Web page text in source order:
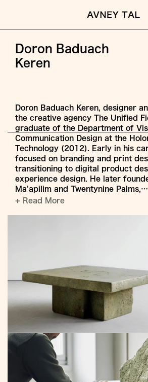
Doron Baduach
Keren
Doron Baduach Keren, designer
the creative agency The Unified
graduate of the Department of
Communication Design at the
Technology (2012). Early in his
focused on branding and print
transitioning to digital product
experience design. He later
Ma’apilim and Twentynine Palms,…
+ Read More